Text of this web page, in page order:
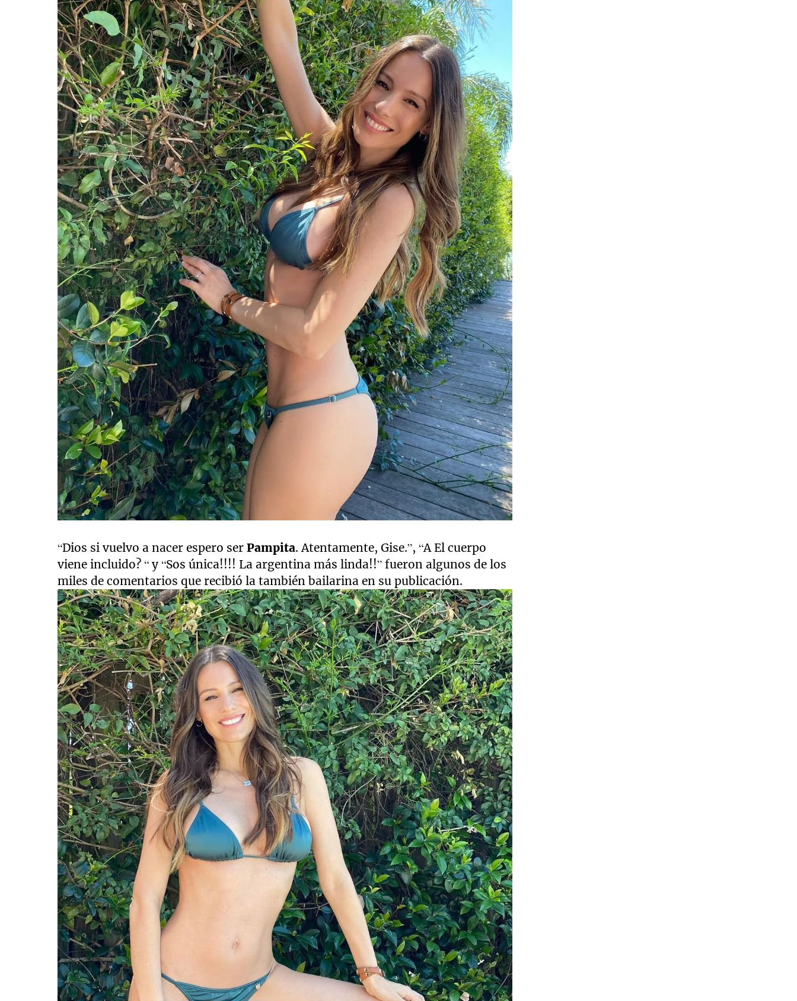
“Dios si vuelvo a nacer espero serPampita. Atentamente, Gise.”, “A El cuerpo
viene incluido? “ y “Sos única!!!! La argentina más linda!!” fueron algunos de los
miles de comentarios que recibió la también bailarina en su publicación.